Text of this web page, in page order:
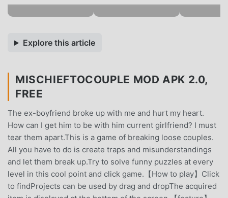
Explore this article
MISCHIEFTOCOUPLE MOD APK 2.0,
FREE
The ex-boyfriend broke up with me and hurt my heart.
How can I get him to be with him current girlfriend? I must
tear them apart.This is a game of breaking loose couples.
All you have to do is create traps and misunderstandings
and let them break up.Try to solve funny puzzles at every
level in this cool point and click game.【How to play】Click
to findProjects can be used by drag and dropThe acquired